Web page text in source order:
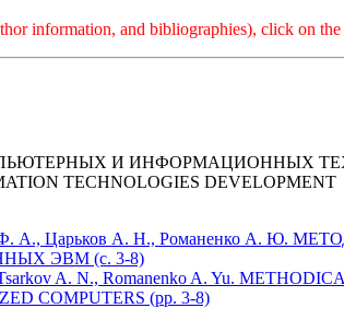
information, and bibliographies), click on
И ИНФОРМАЦИОННЫХ
TECHNOLOGIES DEVELOPMENT
Ф. А., Царьков А. Н., Романенко А.
ЭВМ (с. 3-8)
A. N., Romanenko A. Yu.
COMPUTERS (pp. 3-8)